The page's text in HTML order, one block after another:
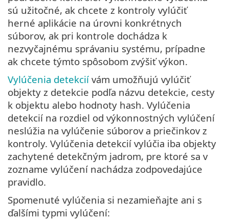
sú užitočné, ak chcete z kontroly vylúčiť
herné aplikácie na úrovni konkrétnych
súborov, ak pri kontrole dochádza k
nezvyčajnému správaniu systému, prípadne
ak chcete týmto spôsobom zvýšiť výkon.
Vylúčenia detekcií vám umožňujú vylúčiť
objekty z detekcie podľa názvu detekcie, cesty
k objektu alebo hodnoty hash. Vylúčenia
detekcií na rozdiel od výkonnostných vylúčení
neslúžia na vylúčenie súborov a priečinkov z
kontroly. Vylúčenia detekcií vylúčia iba objekty
zachytené detekčným jadrom, pre ktoré sa v
zozname vylúčení nachádza zodpovedajúce
pravidlo.
Spomenuté vylúčenia si nezamieňajte ani s
ďalšími typmi vylúčení: